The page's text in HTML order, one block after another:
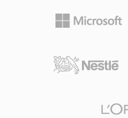
式字幕所需的字体）和
最丰富的容器之一。开
动了它在媒体播放器、
发、归档和个人媒体库